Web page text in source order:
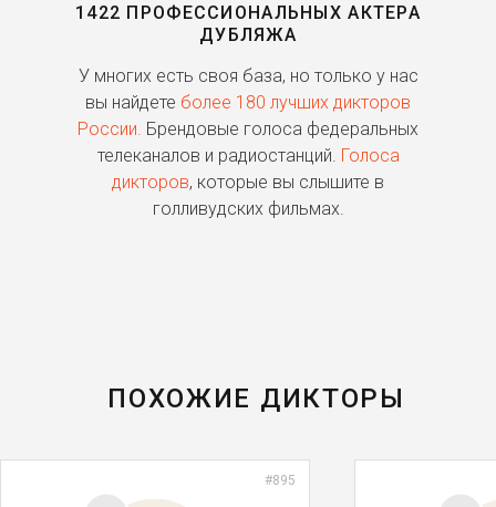
1422 ПРОФЕССИОНАЛЬНЫХ АКТЕРА
ДУБЛЯЖА
У многих есть своя база, но только у нас
вы найдете более 180 лучших дикторов
России. Брендовые голоса федеральных
телеканалов и радиостанций. Голоса
дикторов, которые вы слышите в
голливудских фильмах.
ПОХОЖИЕ ДИКТОРЫ
#895